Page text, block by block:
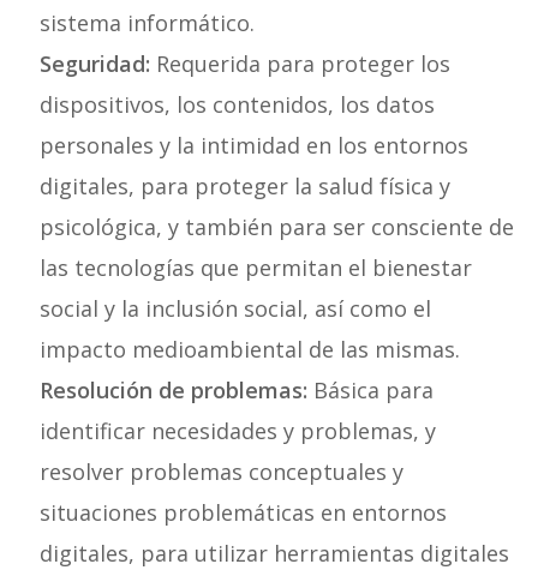
sistema informático.
Seguridad: Requerida para proteger los
dispositivos, los contenidos, los datos
personales y la intimidad en los entornos
digitales, para proteger la salud física y
psicológica, y también para ser consciente de
las tecnologías que permitan el bienestar
social y la inclusión social, así como el
impacto medioambiental de las mismas.
Resolución de problemas: Básica para
identificar necesidades y problemas, y
resolver problemas conceptuales y
situaciones problemáticas en entornos
digitales, para utilizar herramientas digitales